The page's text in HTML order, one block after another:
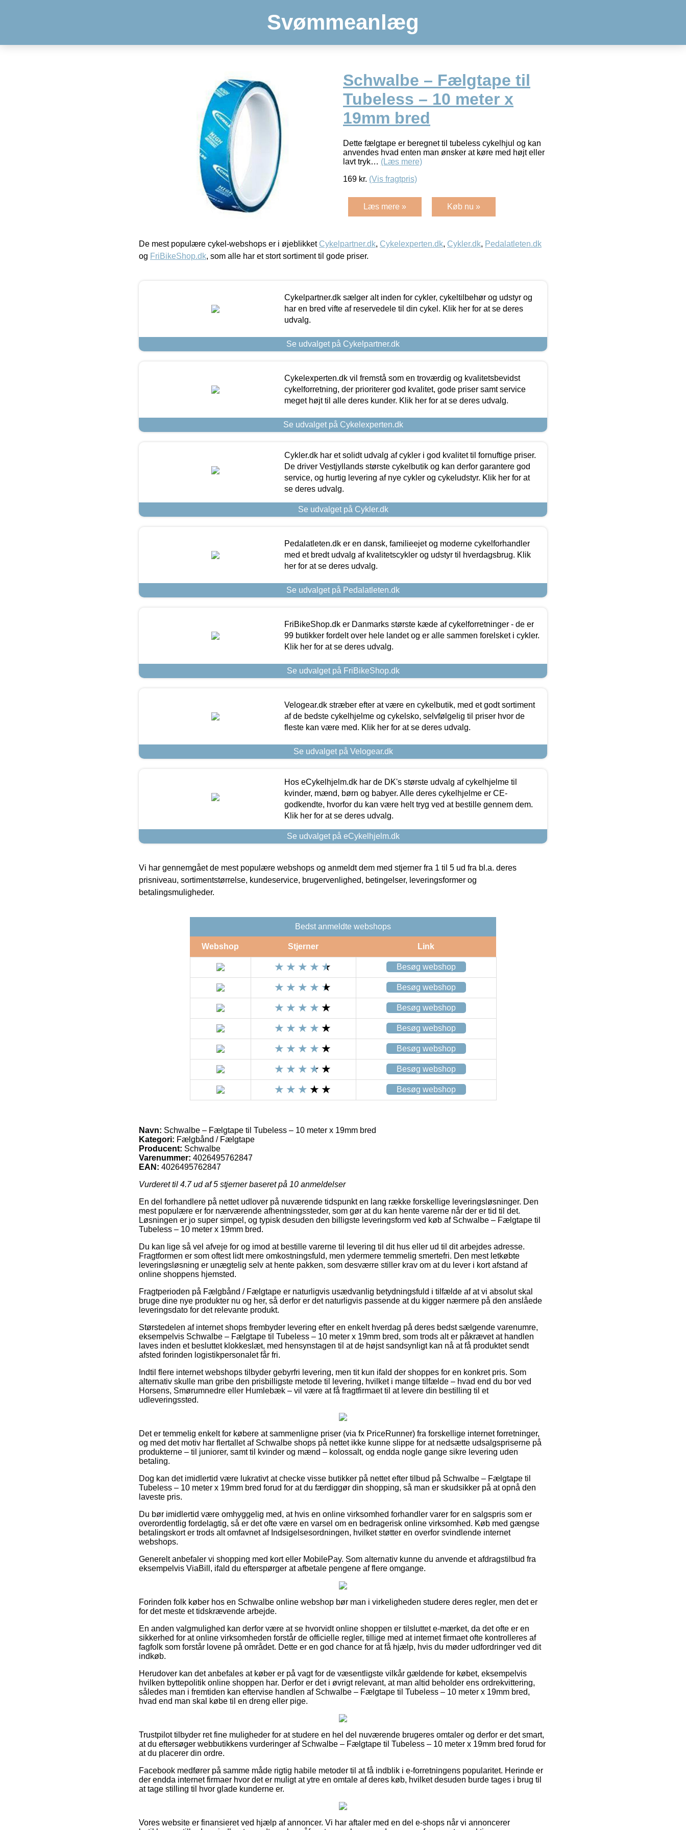
Svømmeanlæg
Schwalbe – Fælgtape til
Tubeless – 10 meter x
19mm bred
Dette fælgtape er beregnet til tubeless cykelhjul og kan
anvendes hvad enten man ønsker at køre med højt eller
lavt tryk… (Læs mere)
169 kr. (Vis fragtpris)
Læs mere » Køb nu »
De mest populære cykel-webshops er i øjeblikket Cykelpartner.dk, Cykelexperten.dk, Cykler.dk, Pedalatleten.dk
og FriBikeShop.dk, som alle har et stort sortiment til gode priser.
Cykelpartner.dk sælger alt inden for cykler, cykeltilbehør og udstyr og
har en bred vifte af reservedele til din cykel. Klik her for at se deres
udvalg.
Se udvalget på Cykelpartner.dk
Cykelexperten.dk vil fremstå som en troværdig og kvalitetsbevidst
cykelforretning, der prioriterer god kvalitet, gode priser samt service
meget højt til alle deres kunder. Klik her for at se deres udvalg.
Se udvalget på Cykelexperten.dk
Cykler.dk har et solidt udvalg af cykler i god kvalitet til fornuftige priser.
De driver Vestjyllands største cykelbutik og kan derfor garantere god
service, og hurtig levering af nye cykler og cykeludstyr. Klik her for at
se deres udvalg.
Se udvalget på Cykler.dk
Pedalatleten.dk er en dansk, familieejet og moderne cykelforhandler
med et bredt udvalg af kvalitetscykler og udstyr til hverdagsbrug. Klik
her for at se deres udvalg.
Se udvalget på Pedalatleten.dk
FriBikeShop.dk er Danmarks største kæde af cykelforretninger - de er
99 butikker fordelt over hele landet og er alle sammen forelsket i cykler.
Klik her for at se deres udvalg.
Se udvalget på FriBikeShop.dk
Velogear.dk stræber efter at være en cykelbutik, med et godt sortiment
af de bedste cykelhjelme og cykelsko, selvfølgelig til priser hvor de
fleste kan være med. Klik her for at se deres udvalg.
Se udvalget på Velogear.dk
Hos eCykelhjelm.dk har de DK's største udvalg af cykelhjelme til
kvinder, mænd, børn og babyer. Alle deres cykelhjelme er CE-
godkendte, hvorfor du kan være helt tryg ved at bestille gennem dem.
Klik her for at se deres udvalg.
Se udvalget på eCykelhjelm.dk
Vi har gennemgået de mest populære webshops og anmeldt dem med stjerner fra 1 til 5 ud fra bl.a. deres
prisniveau, sortimentstørrelse, kundeservice, brugervenlighed, betingelser, leveringsformer og
betalingsmuligheder.
Bedst anmeldte webshops
Webshop Stjerner Link
Besøg webshop
Besøg webshop
Besøg webshop
Besøg webshop
Besøg webshop
Besøg webshop
Besøg webshop
Navn: Schwalbe – Fælgtape til Tubeless – 10 meter x 19mm bred
Kategori: Fælgbånd / Fælgtape
Producent: Schwalbe
Varenummer: 4026495762847
EAN: 4026495762847
Vurderet til 4.7ud af 5 stjerner baseret på 10 anmeldelser
En del forhandlere på nettet udlover på nuværende tidspunkt en lang række forskellige leveringsløsninger. Den
mest populære er for nærværende afhentningssteder, som gør at du kan hente varerne når der er tid til det.
Løsningen er jo super simpel, og typisk desuden den billigste leveringsform ved køb af Schwalbe – Fælgtape til
Tubeless – 10 meter x 19mm bred.
Du kan lige så vel afveje for og imod at bestille varerne til levering til dit hus eller ud til dit arbejdes adresse.
Fragtformen er som oftest lidt mere omkostningsfuld, men ydermere temmelig smertefri. Den mest letkøbte
leveringsløsning er unægtelig selv at hente pakken, som desværre stiller krav om at du lever i kort afstand af
online shoppens hjemsted.
Fragtperioden på Fælgbånd / Fælgtape er naturligvis usædvanlig betydningsfuld i tilfælde af at vi absolut skal
bruge dine nye produkter nu og her, så derfor er det naturligvis passende at du kigger nærmere på den anslåede
leveringsdato for det relevante produkt.
Størstedelen af internet shops frembyder levering efter en enkelt hverdag på deres bedst sælgende varenumre,
eksempelvis Schwalbe – Fælgtape til Tubeless – 10 meter x 19mm bred, som trods alt er påkrævet at handlen
laves inden et besluttet klokkeslæt, med hensynstagen til at de højst sandsynligt kan nå at få produktet sendt
afsted forinden logistikpersonalet får fri.
Indtil flere internet webshops tilbyder gebyrfri levering, men tit kun ifald der shoppes for en konkret pris. Som
alternativ skulle man gribe den prisbilligste metode til levering, hvilket i mange tilfælde – hvad end du bor ved
Horsens, Smørumnedre eller Humlebæk – vil være at få fragtfirmaet til at levere din bestilling til et
udleveringssted.
Det er temmelig enkelt for købere at sammenligne priser (via fx PriceRunner) fra forskellige internet forretninger,
og med det motiv har flertallet af Schwalbe shops på nettet ikke kunne slippe for at nedsætte udsalgspriserne på
produkterne – til juniorer, samt til kvinder og mænd – kolossalt, og endda nogle gange sikre levering uden
betaling.
Dog kan det imidlertid være lukrativt at checke visse butikker på nettet efter tilbud på Schwalbe – Fælgtape til
Tubeless – 10 meter x 19mm bred forud for at du færdiggør din shopping, så man er skudsikker på at opnå den
laveste pris.
Du bør imidlertid være omhyggelig med, at hvis en online virksomhed forhandler varer for en salgspris som er
overordentlig fordelagtig, så er det ofte være en varsel om en bedragerisk online virksomhed. Køb med gængse
betalingskort er trods alt omfavnet af Indsigelsesordningen, hvilket støtter en overfor svindlende internet
webshops.
Generelt anbefaler vi shopping med kort eller MobilePay. Som alternativ kunne du anvende et afdragstilbud fra
eksempelvis ViaBill, ifald du efterspørger at afbetale pengene af flere omgange.
Forinden folk køber hos en Schwalbe online webshop bør man i virkeligheden studere deres regler, men det er
for det meste et tidskrævende arbejde.
En anden valgmulighed kan derfor være at se hvorvidt online shoppen er tilsluttet e-mærket, da det ofte er en
sikkerhed for at online virksomheden forstår de officielle regler, tillige med at internet firmaet ofte kontrolleres af
fagfolk som forstår lovene på området. Dette er en god chance for at få hjælp, hvis du møder udfordringer ved dit
indkøb.
Herudover kan det anbefales at køber er på vagt for de væsentligste vilkår gældende for købet, eksempelvis
hvilken byttepolitik online shoppen har. Derfor er det i øvrigt relevant, at man altid beholder ens ordrekvittering,
således man i fremtiden kan eftervise handlen af Schwalbe – Fælgtape til Tubeless – 10 meter x 19mm bred,
hvad end man skal købe til en dreng eller pige.
Trustpilot tilbyder ret fine muligheder for at studere en hel del nuværende brugeres omtaler og derfor er det smart,
at du eftersøger webbutikkens vurderinger af Schwalbe – Fælgtape til Tubeless – 10 meter x 19mm bred forud for
at du placerer din ordre.
Facebook medfører på samme måde rigtig habile metoder til at få indblik i e-forretningens popularitet. Herinde er
der endda internet firmaer hvor det er muligt at ytre en omtale af deres køb, hvilket desuden burde tages i brug til
at tage stilling til hvor glade kunderne er.
Vores website er finansieret ved hjælp af annoncer. Vi har aftaler med en del e-shops når vi annoncerer